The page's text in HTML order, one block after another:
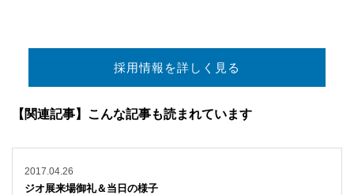
採用情報を詳しく見る
【関連記事】こんな記事も読まれています
2017.04.26
ジオ展来場御礼＆当日の様子